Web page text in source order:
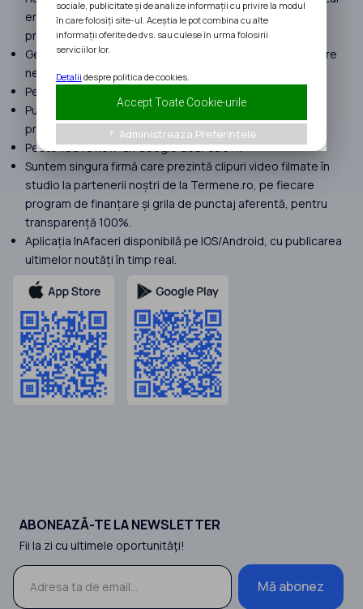
erorilor umane suferite în procesul de implementare a
proiectelor.
Gestionăm proiecte cu peste 120 milioane EURO finanțare
nerambursabilă atrasă în 2025.
Peste 400 de clienți în anul 2025.
Punem focus doar pe proiecte complexe. Nu preluăm
proiecte Start Up Nation.
Peste 190 review-uri Google doar cu 5★.
Suntem singura firmă care prezintă clipuri video filmate în
studio la partenerii noștri de la Termene.ro, pe fiecare
program de finanțare și grila de punctaj aferentă, pentru
transparență 100%.
Aplicația InAfaceri disponibilă pe IOS/Android, cu publicarea
ultimelor noutăți în timp real.
ABONEAZĂ-TE LA NEWSLETTER
Fii la zi cu ultimele oportunităţi!
Mă abonez
sociale, publicitate și de analize informații cu privire la modul
în care folosiți site-ul. Aceștia le pot combina cu alte
informații oferite de dvs. sau culese în urma folosirii
serviciilor lor.
Detalii despre politica de cookies.
Accept Toate Cookie-urile
keyboard_arrow_right Administreaza Preferintele